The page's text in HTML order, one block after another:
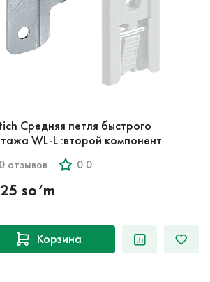
Средняя петля быстрого
WL-L :второй компонент
0 отзывов 0.0
so‘m
Корзина